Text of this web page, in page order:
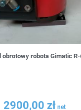
obrotowy robota Gimatic R-
2900,00 zł